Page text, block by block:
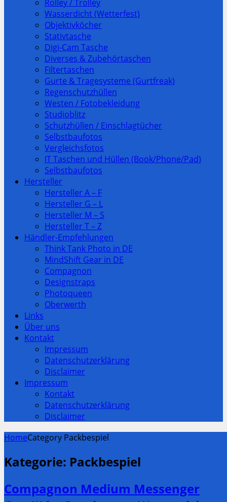
Rolley / Trolley
Wasserdicht (Wetterfest)
Objektivköcher
Stativtasche
Digi-Cam Tasche
Diverses & Zubehörtaschen
Filtertaschen
Gurte & Tragesysteme (Gurtfreak)
Regenschutzhüllen
Westen / Fotobekleidung
Studioblitz
Schutzhüllen / Einschlagtücher
Selbstbaufotos
Vergleichsfotos
IT Taschen und Hüllen (Book/Phone/Pad)
Selbstbaufotos
Hersteller
Hersteller A – F
Hersteller G – L
Hersteller M – S
Hersteller T – Z
Händler-Empfehlungen
Think Tank Photo in DE
MindShift Gear in DE
Compagnon
Designstraps
Photoqueen
Oberwerth
Links
Über uns
Kontakt
Impressum
Datenschutzerklärung
Disclaimer
Impressum
Kontakt
Datenschutzerklärung
Disclaimer
HomeCategory Packbespiel
Kategorie: Packbespiel
Compagnon Medium Messenger